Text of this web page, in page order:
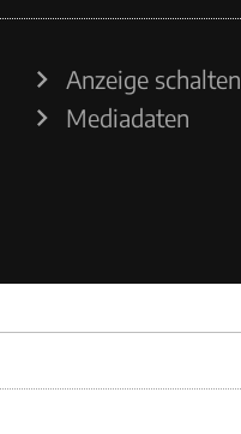
Anzeige schalten
Mediadaten